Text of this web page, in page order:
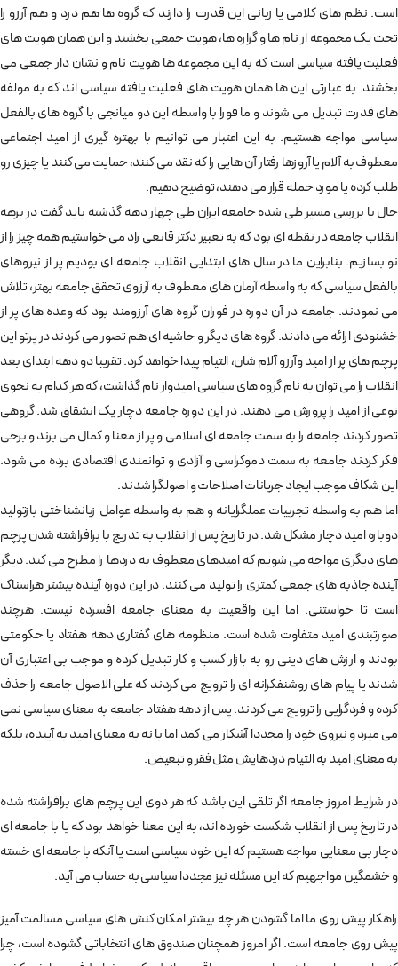
است. نظم های کلامی یا زبانی این قدرت را دارند که گروه ها هم درد و هم آرزو را
تحت یک مجموعه از نام ها و گزاره ها، هویت جمعی بخشند و این همان هویت های
فعلیت یافته سیاسی است که به این مجموعه ها هویت نام و نشان دار جمعی می
بخشند. به عبارتی این ها همان هویت های فعلیت یافته سیاسی اند که به مولفه
های قدرت تبدیل می شوند و ما فورا با واسطه این دو میانجی با گروه های بالفعل
سیاسی مواجه هستیم. به این اعتبار می توانیم با بهتره گیری از امید اجتماعی
معطوف به آلام یا آروزها رفتار آن هایی را که نقد می کنند، حمایت می کنند یا چیزی رو
طلب کرده یا مورد حمله قرار می دهند، توضیح دهیم.
حال با بررسی مسیر طی شده جامعه ایران طی چهار دهه گذشته باید گفت در برهه
انقلاب جامعه در نقطه ای بود که به تعبیر دکتر قانعی راد می خواستیم همه چیز را از
نو بسازیم. بنابراین ما در سال های ابتدایی انقلاب جامعه ای بودیم پر از نیروهای
بالفعل سیاسی که به واسطه آرمان های معطوف به آرزوی تحقق جامعه بهتر، تلاش
می نمودند. جامعه در آن دوره در فوران گروه های آرزومند بود که وعده های پر از
خشنودی ارائه می دادند. گروه های دیگر و حاشیه ای هم تصور می کردند در پرتو این
پرچم های پر از امید وآرزو آلام شان، التیام پیدا خواهد کرد. تقریبا دو دهه ابتدای بعد
انقلاب را می توان به نام گروه های سیاسی امیدوار نام گذاشت، که هر کدام به نحوی
نوعی از امید را پرورش می دهند. در این دوره جامعه دچار یک انشقاق شد. گروهی
تصور کردند جامعه را به سمت جامعه ای اسلامی و پر از معنا و کمال می برند و برخی
فکر کردند جامعه به سمت دموکراسی و آزادی و توانمندی اقتصادی برده می شود.
این شکاف موجب ایجاد جریانات اصلاحات و اصولگرا شدند.
اما هم به واسطه تجربیات عملگرایانه و هم به واسطه عوامل زبانشناختی بازتولید
دوباره امید دچار مشکل شد. در تاریخ پس از انقلاب به تدریج با برافراشته شدن پرچم
های دیگری مواجه می شویم که امیدهای معطوف به دردها را مطرح می کند. دیگر
آینده جاذبه های جمعی کمتری را تولید می کنند. در این دوره آینده بیشتر هراسناک
است تا خواستنی. اما این واقعیت به معنای جامعه افسرده نیست. هرچند
صورتبندی امید متفاوت شده است. منظومه های گفتاری دهه هفتاد یا حکومتی
بودند و ارزش های دینی رو به بازار کسب و کار تبدیل کرده و موجب بی اعتباری آن
شدند یا پیام های روشنفکرانه ای را ترویج می کردند که علی الاصول جامعه را حذف
کرده و فردگرایی را ترویج می کردند. پس از دهه هفتاد جامعه به معنای سیاسی نمی
می میرد و نیروی خود را مجددا آشکار می کمد اما با نه به معنای امید به آینده، بلکه
به معنای امید به التیام دردهایش مثل فقر و تبعیض.
در شرایط امروز جامعه اگر تلقی این باشد که هر دوی این پرچم های برافراشته شده
در تاریخ پس از انقلاب شکست خورده اند، به این معنا خواهد بود که یا با جامعه ای
دچار بی معنایی مواجه هستیم که این خود سیاسی است یا آنکه با جامعه ای خسته
و خشمگین مواجهیم که این مسئله نیز مجددا سیاسی به حساب می آید.
راهکار پیش روی ما اما گشودن هر چه بیشتر امکان کنش های سیاسی مسالمت آمیز
پیش روی جامعه است. اگر امروز همچنان صندوق های انتخاباتی گشوده است، چرا